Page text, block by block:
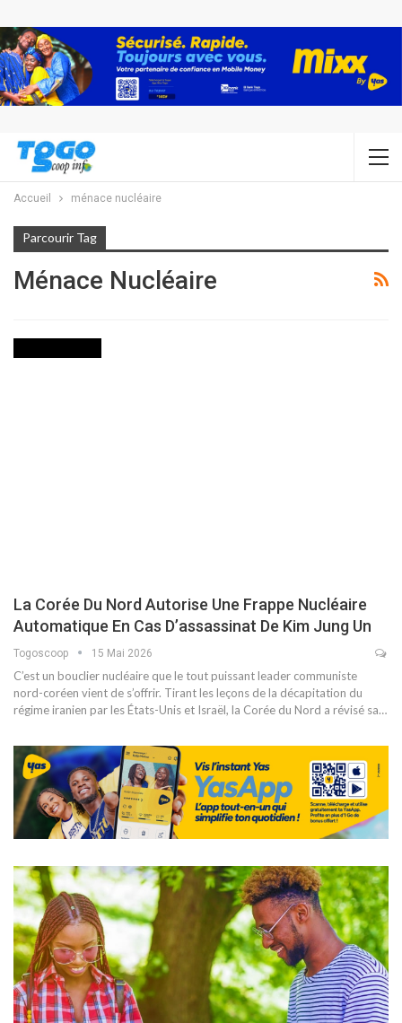
Accueil ménace nucléaire
Parcourir Tag
Ménace Nucléaire
La Corée Du Nord Autorise Une Frappe Nucléaire
Automatique En Cas D’assassinat De Kim Jung Un
Togoscoop 15 Mai 2026
C’est un bouclier nucléaire que le tout puissant leader communiste
nord-coréen vient de s’offrir. Tirant les leçons de la décapitation du
régime iranien par les États-Unis et Israël, la Corée du Nord a révisé sa…